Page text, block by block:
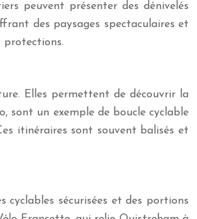
peuvent présenter des dénivelés
des paysages spectaculaires et
protections.
Elles permettent de découvrir la
sont un exemple de boucle cyclable
itinéraires sont souvent balisés et
sécurisées et des portions